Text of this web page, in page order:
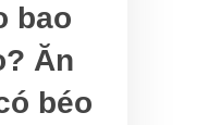
bao
Ăn
béo